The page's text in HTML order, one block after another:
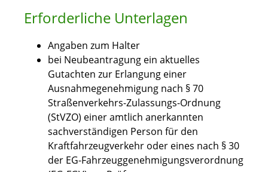
Erforderliche Unterlagen
Angaben zum Halter
bei Neubeantragung ein aktuelles
Gutachten zur Erlangung einer
Ausnahmegenehmigung nach § 70
Straßenverkehrs-Zulassungs-Ordnung
(StVZO) einer amtlich anerkannten
sachverständigen Person für den
Kraftfahrzeugverkehr oder eines nach § 30
der EG-Fahrzeuggenehmigungsverordnung